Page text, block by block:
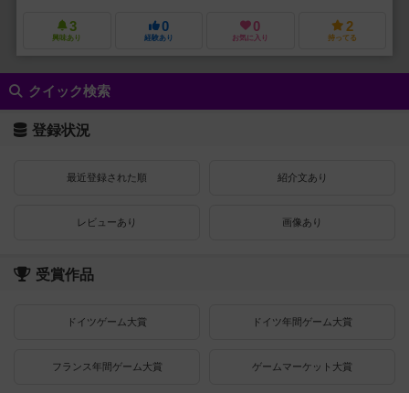
3
興味あり
0
経験あり
0
お気に入り
2
持ってる
クイック検索
登録状況
最近登録された順 紹介文あり
レビューあり 画像あり
受賞作品
ドイツゲーム大賞 ドイツ年間ゲーム大賞
フランス年間ゲーム大賞 ゲームマーケット大賞